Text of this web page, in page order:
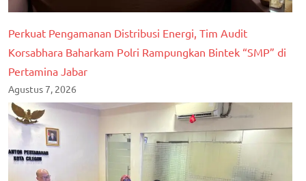
Perkuat Pengamanan Distribusi Energi, Tim Audit
Korsabhara Baharkam Polri Rampungkan Bintek “SMP” di
Pertamina Jabar
Agustus 7, 2026